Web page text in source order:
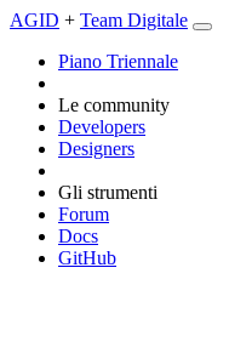
AGID + Team Digitale
Piano Triennale
Le community
Developers
Designers
Gli strumenti
Forum
Docs
GitHub